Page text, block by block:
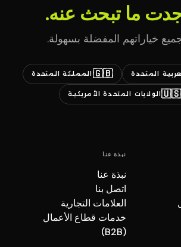
ما تبحث عنه.
خياراتهم المفضلة بسهولة.
المتحدة 🇬🇧 المملكة المتحدة
🇺🇸الولايات المتحدة الأمريكية
نبذة عنا
نبذة عنا
اتصل بنا
العلامات التجارية
خدمات قطاع الأعمال
(B2B)